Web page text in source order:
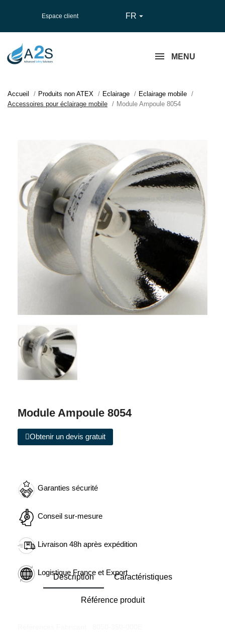
Espace client FR 
MENU
Accueil Produits non ATEX Eclairage
Eclairage mobile
Accessoires pour éclairage mobile
Module Ampoule 8054
Module Ampoule 8054
Obtenir un devis gratuit
Garanties sécurité
Conseil sur-mesure
Livraison 48h après expédition
Logistique France et Export
Description Caractéristiques
Référence produit